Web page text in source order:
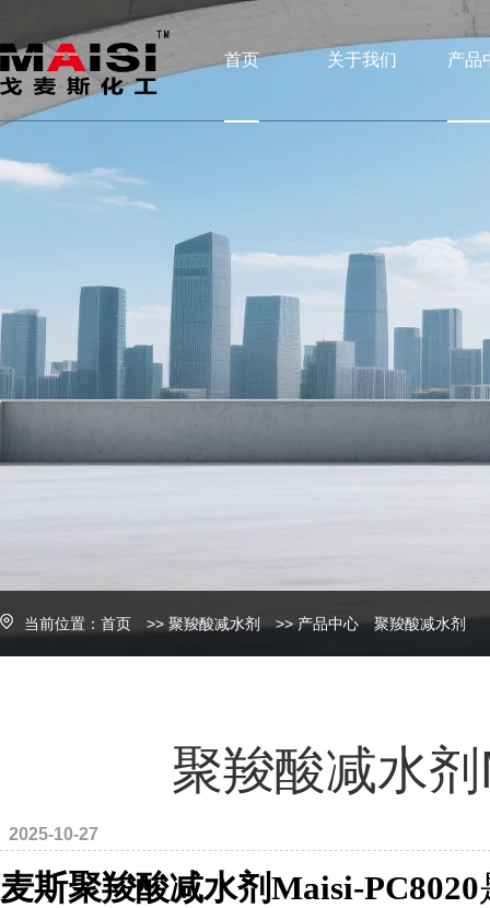
首页 关于我们 产品
当前位置： 首页 >> 聚羧酸减水剂 >>产品中心 聚羧酸减水剂
聚羧酸减水
2025-10-27
麦斯聚羧酸减水剂Maisi-PC8020